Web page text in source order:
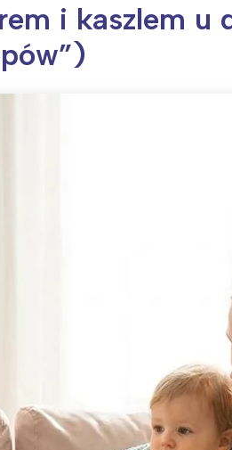
i kaszlem u